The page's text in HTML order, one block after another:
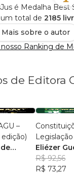
é Medalha Best
total de 2185
Mais sobre o autor
Ranking de
de Editora
–
edição)
Eliézer
Oliveira
R$ 92,56
R$ 73,27